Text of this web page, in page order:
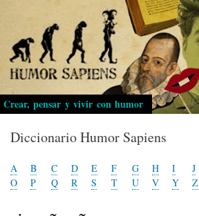
Pasar
al
contenido
principal
Crear, pensar y vivir con humor
Diccionario Humor Sapiens
A B C D E F G H I J
O
P Q R S T U V Y Z